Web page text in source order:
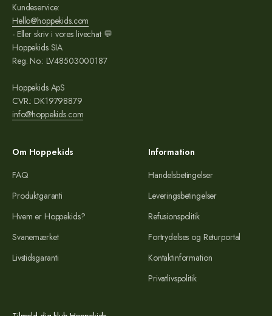
Kundeservice:
Hello@hoppekids.com
- Eller skriv i vores livechat 💬
Hoppekids SIA
Reg. No.: LV48503000187
Hoppekids ApS
CVR.: DK19798879
info@hoppekids.com
Om Hoppekids
FAQ
Produktgaranti
Hvem er Hoppekids?
Svanemærket
Livstidsgaranti
Information
Handelsbetingelser
Leveringsbetingelser
Refusionspolitik
Fortrydelses og Returportal
Kontaktinformation
Privatlivspolitik